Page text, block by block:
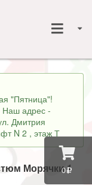
0
"Пятница"!
Наш адрес -
Дмитрия
N 2 , этаж Т
Морячки 1